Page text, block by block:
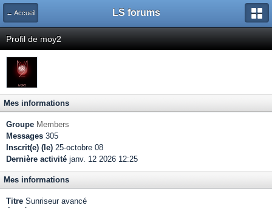
← Accueil LS forums
Profil de moy2
Mes informations
Groupe Members
Messages 305
Inscrit(e) (le) 25-octobre 08
Dernière activité janv. 12 2026 12:25
Mes informations
Titre Sunriseur avancé